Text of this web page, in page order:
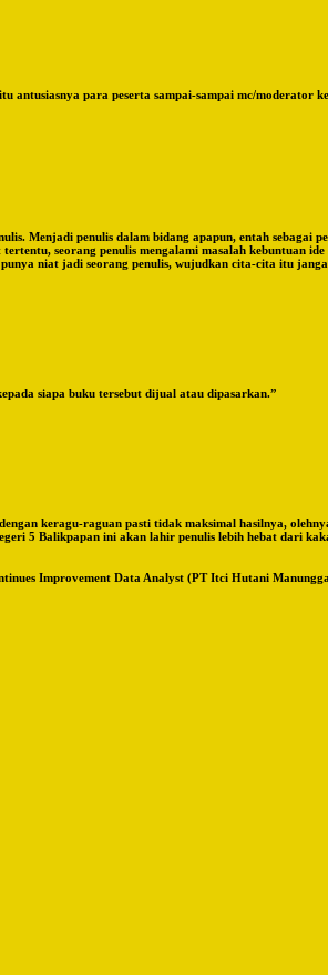
antusiasnya para peserta sampai-sampai mc/moderator
Menjadi penulis dalam bidang apapun, entah sebagai
seorang penulis mengalami masalah kebuntuan
niat jadi seorang penulis, wujudkan cita-cita itu
siapa buku tersebut dijual atau dipasarkan.”
keragu-raguan pasti tidak maksimal hasilnya,
5 Balikpapan ini akan lahir penulis lebih hebat dari
Improvement Data Analyst (PT Itci Hutani